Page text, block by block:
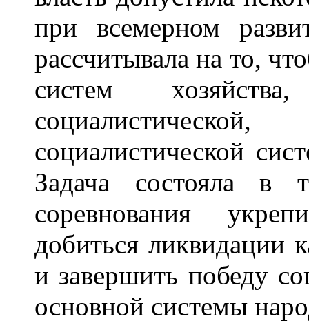
при всемерном
рассчитывала на то,
систем
социалистической
Задача состояла
соревнования
добиться ликвидации
и завершить победу
основной системы